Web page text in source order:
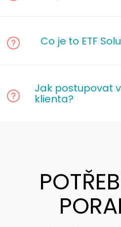
Co je to ETF
Jak postupovat
klienta?